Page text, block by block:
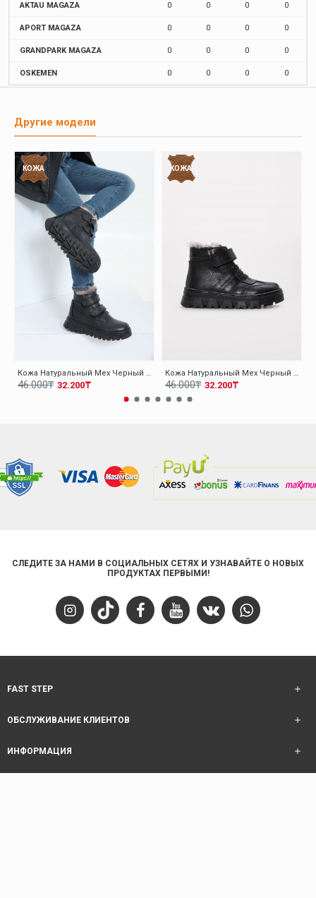
AKTAU MAGAZA 0 0 0 0
APORT MAGAZA 0 0 0 0
GRANDPARK MAGAZA 0 0 0 0
OSKEMEN 0 0 0 0
Другие модели
КОЖА
Кожа Натуральный Мех Черный Для Мальчиков Классические Ботинки 006KXA6000
32.200₸
46.000₸
КОЖА
Кожа Натуральный Мех Черный Для Мальчиков Классические Ботинки 006KXA6001
32.200₸
46.000₸
СЛЕДИТЕ ЗА НАМИ В СОЦИАЛЬНЫХ СЕТЯХ И УЗНАВАЙТЕ О НОВЫХ
ПРОДУКТАХ ПЕРВЫМИ!
FAST STEP
ОБСЛУЖИВАНИЕ КЛИЕНТОВ
ИНФОРМАЦИЯ